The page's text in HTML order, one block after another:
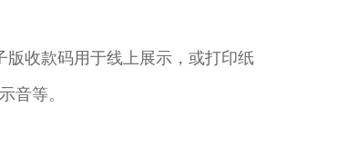
收款码用于线上展示，或打印纸
音等。​